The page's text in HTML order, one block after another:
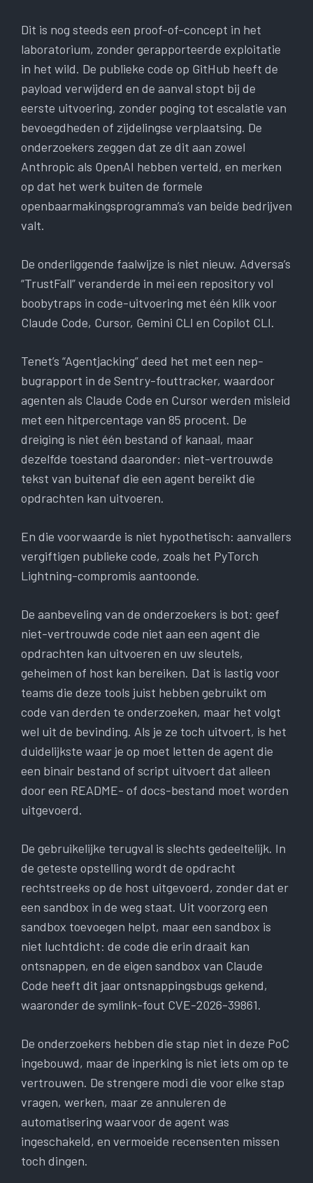
Dit is nog steeds een proof-of-concept in het
laboratorium, zonder gerapporteerde exploitatie
in het wild. De publieke code op GitHub heeft de
payload verwijderd en de aanval stopt bij de
eerste uitvoering, zonder poging tot escalatie van
bevoegdheden of zijdelingse verplaatsing. De
onderzoekers zeggen dat ze dit aan zowel
Anthropic als OpenAI hebben verteld, en merken
op dat het werk buiten de formele
openbaarmakingsprogramma’s van beide bedrijven
valt.
De onderliggende faalwijze is niet nieuw. Adversa’s
“TrustFall” veranderde in mei een repository vol
boobytraps in code-uitvoering met één klik voor
Claude Code, Cursor, Gemini CLI en Copilot CLI.
Tenet’s “Agentjacking” deed het met een nep-
bugrapport in de Sentry-fouttracker, waardoor
agenten als Claude Code en Cursor werden misleid
met een hitpercentage van 85 procent. De
dreiging is niet één bestand of kanaal, maar
dezelfde toestand daaronder: niet-vertrouwde
tekst van buitenaf die een agent bereikt die
opdrachten kan uitvoeren.
En die voorwaarde is niet hypothetisch: aanvallers
vergiftigen publieke code, zoals het PyTorch
Lightning-compromis aantoonde.
De aanbeveling van de onderzoekers is bot: geef
niet-vertrouwde code niet aan een agent die
opdrachten kan uitvoeren en uw sleutels,
geheimen of host kan bereiken. Dat is lastig voor
teams die deze tools juist hebben gebruikt om
code van derden te onderzoeken, maar het volgt
wel uit de bevinding. Als je ze toch uitvoert, is het
duidelijkste waar je op moet letten de agent die
een binair bestand of script uitvoert dat alleen
door een README- of docs-bestand moet worden
uitgevoerd.
De gebruikelijke terugval is slechts gedeeltelijk. In
de geteste opstelling wordt de opdracht
rechtstreeks op de host uitgevoerd, zonder dat er
een sandbox in de weg staat. Uit voorzorg een
sandbox toevoegen helpt, maar een sandbox is
niet luchtdicht: de code die erin draait kan
ontsnappen, en de eigen sandbox van Claude
Code heeft dit jaar ontsnappingsbugs gekend,
waaronder de symlink-fout CVE-2026-39861.
De onderzoekers hebben die stap niet in deze PoC
ingebouwd, maar de inperking is niet iets om op te
vertrouwen. De strengere modi die voor elke stap
vragen, werken, maar ze annuleren de
automatisering waarvoor de agent was
ingeschakeld, en vermoeide recensenten missen
toch dingen.